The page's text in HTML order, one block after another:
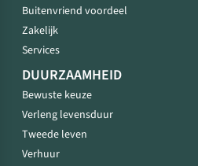
Buitenvriend voordeel
Zakelijk
Services
DUURZAAMHEID
Bewuste keuze
Verleng levensduur
Tweede leven
Verhuur